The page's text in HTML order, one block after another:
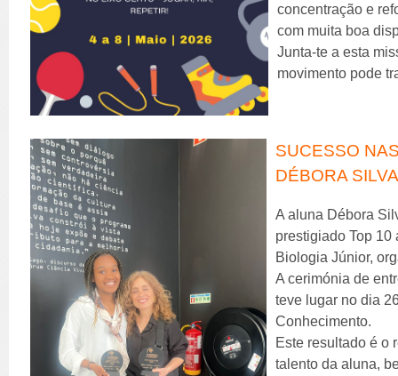
concentração e
com muita boa
Junta-te a esta
movimento pode
SUCESSO
DÉBORA
A aluna Débora
prestigiado Top
Biologia Júnior,
A cerimónia de
teve lugar no dia
Conhecimento.
Este resultado é o
talento da aluna,